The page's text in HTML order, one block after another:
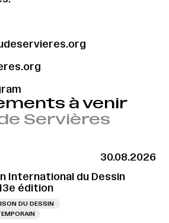
à venir
Servières
30.08.2026
International du Dessin
édition
DU DESSIN